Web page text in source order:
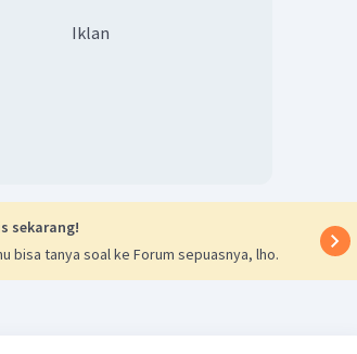
Iklan
sekarang!
bisa tanya soal ke Forum sepuasnya, lho.